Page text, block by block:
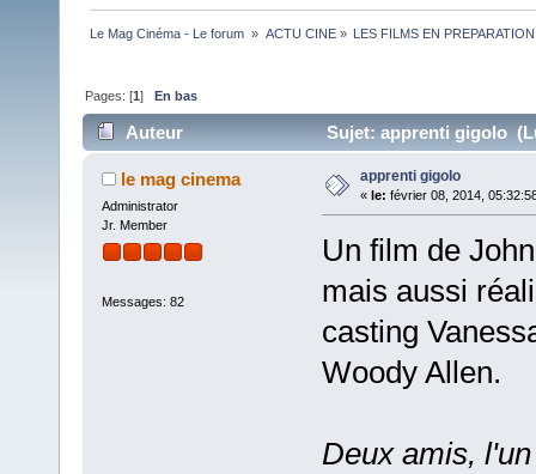
Le Mag Cinéma - Le forum » ACTU CINE» LES FILMS EN PREPARATION
Pages: [1]En bas
Auteur Sujet: apprenti gigolo
le mag cinema
Administrator
Jr. Member
Messages: 82
apprenti gigolo
« le: février 08, 2014,
Un film de
mais aussi
casting
Woody Allen.
Deux amis,